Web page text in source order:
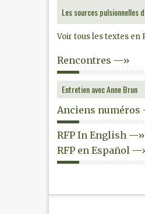
Les sources pulsionnelles
Voir tous les textes en
Rencontres —»
Entretien avec Anne Brun
Anciens
RFP In English —»
RFP en Español